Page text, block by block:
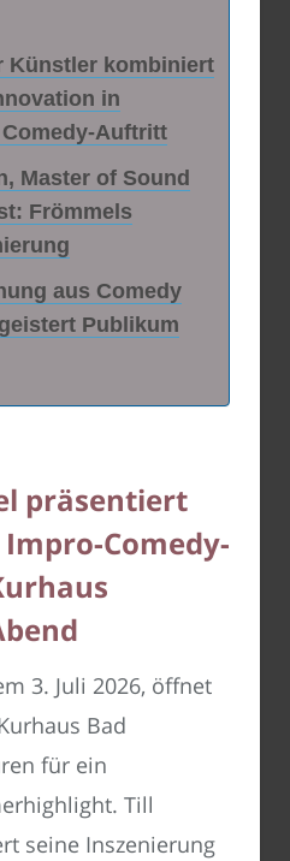
Künstler kombiniert
in
Auftritt
Master of Sound
Frömmels
aus Comedy
Publikum
präsentiert
Comedy-
3. Juli 2026, öffnet
Bad
für ein
Till
seine Inszenierung